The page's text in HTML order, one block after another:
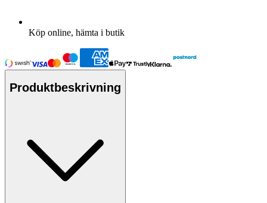
Köp online, hämta i butik
Produktbeskrivning